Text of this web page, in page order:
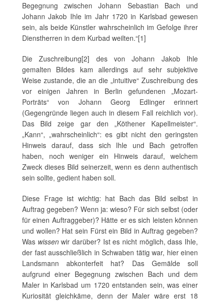
Begegnung zwischen Johann Sebastian Bach und
Johann Jakob Ihle im Jahr 1720 in Karlsbad gewesen
sein, als beide Künstler wahrscheinlich im Gefolge ihrer
Dienstherren in dem Kurbad weilten.“[1]
Die Zuschreibung[2] des von Johann Jakob Ihle
gemalten Bildes kam allerdings auf sehr subjektive
Weise zustande, die an die „intuitive“ Zuschreibung des
vor einigen Jahren in Berlin gefundenen „Mozart-
Porträts“ von Johann Georg Edlinger erinnert
(Gegengründe liegen auch in diesem Fall reichlich vor).
Das Bild zeige gar den „Köthener Kapellmeister“.
„Kann“, „wahrscheinlich“: es gibt nicht den geringsten
Hinweis darauf, dass sich Ihle und Bach getroffen
haben, noch weniger ein Hinweis darauf, welchem
Zweck dieses Bild seinerzeit, wenn es denn authentisch
sein sollte, gedient haben soll.
Diese Frage ist wichtig: hat Bach das Bild selbst in
Auftrag gegeben? Wenn ja: wieso? Für sich selbst (oder
für einen Auftraggeber)? Hätte er es sich leisten können
und wollen? Hat sein Fürst ein Bild in Auftrag gegeben?
Was wissenwir darüber? Ist es nicht möglich, dass Ihle,
der fast ausschließlich in Schwaben tätig war, hier einen
Landsmann abkonterfeit hat? Das Gemälde soll
aufgrund einer Begegnung zwischen Bach und dem
Maler in Karlsbad um 1720 entstanden sein, was einer
Kuriosität gleichkäme, denn der Maler wäre erst 18